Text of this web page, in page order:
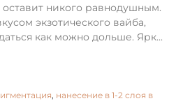
никого равнодушным.
экзотического вайба,
как можно дольше. Ярк...
, нанесение в 1-2 слоя в